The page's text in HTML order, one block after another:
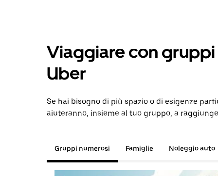
Viaggiare con gruppi
Uber
Se hai bisogno di più spazio o di esigenze
aiuteranno, insieme al tuo gruppo, a
Gruppi numerosi Famiglie Noleggio auto